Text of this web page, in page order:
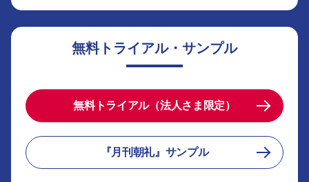
無料トライアル・サンプル
無料トライアル（法人さま限定）
『月刊朝礼』サンプル